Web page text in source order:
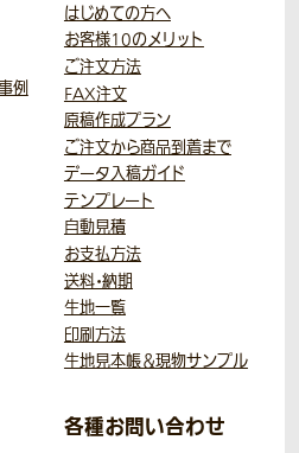
例
はじめての方へ
お客様10のメリット
ご注文方法
FAX注文
原稿作成プラン
ご注文から商品到着まで
データ入稿ガイド
テンプレート
自動見積
お支払方法
送料・納期
生地一覧
印刷方法
生地見本帳＆現物サンプル
各種お問い合わせ